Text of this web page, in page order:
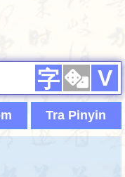
字 V
Tra Pinyin